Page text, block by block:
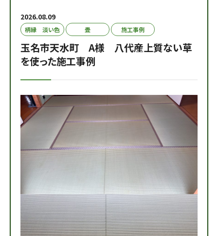
2026.08.09
柄縁 淡い色 畳 施工事例
玉名市天水町 A様 八代産上質ない草
を使った施工事例